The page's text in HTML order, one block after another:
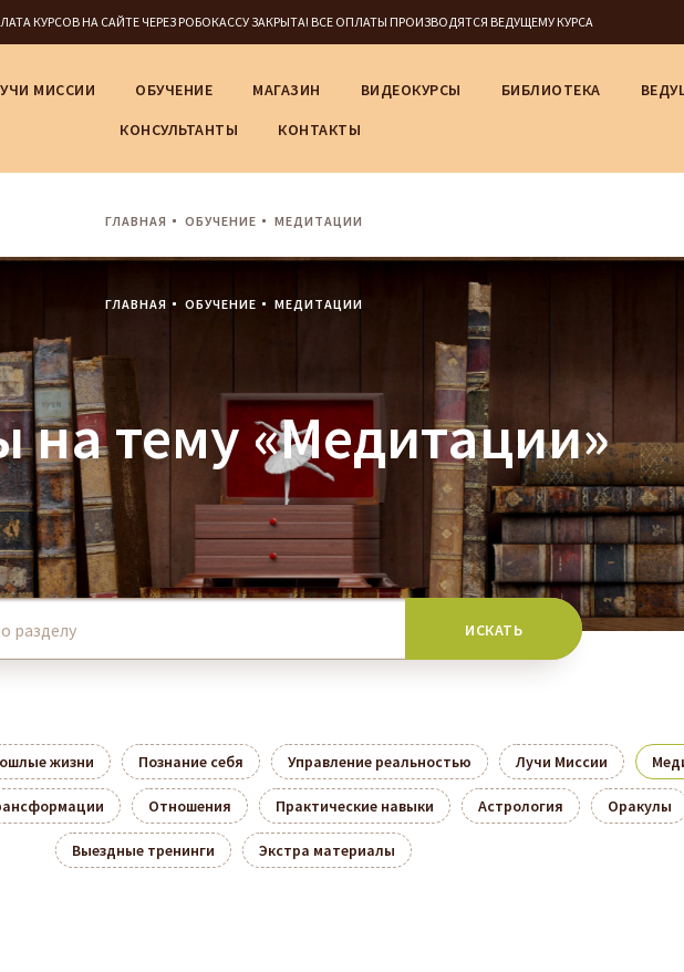
КУРСОВ НА САЙТЕ ЧЕРЕЗ РОБОКАССУ ЗАКРЫТА! ВСЕ ОПЛАТЫ ПРОИЗВОДЯТСЯ ВЕДУЩЕМУ КУРСА
МИССИИ ОБУЧЕНИЕ МАГАЗИН ВИДЕОКУРСЫ БИБЛИОТЕКА
КОНСУЛЬТАНТЫ
КОНТАКТЫ
ГЛАВНАЯ ОБУЧЕНИЕ МЕДИТАЦИИ
ГЛАВНАЯ ОБУЧЕНИЕ МЕДИТАЦИИ
на тему «Медитации»
жизни Познание себя Управление реальностью Лучи Миссии
Отношения Практические навыки Астрология Оракулы
Выездные тренинги Экстра материалы